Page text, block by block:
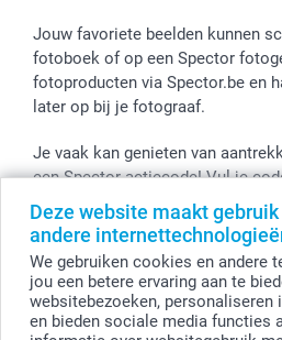
Deze website maakt
andere
We gebruiken cookies en andere
jou een betere ervaring aan te
websitebezoeken, personaliseren
en bieden sociale media functies
Jouw favoriete beelden kunnen
fotoboek of op een Spector
fotoproducten via Spector.be en
later op bij je fotograaf.
Je vaak kan genieten van
een Spector actiecode! Vul je
winkelmandje en de korting
© smartphoto group. Alle rechten
smartphoto group NV.
Alle prijzen zijn in EURO (€) inclusief